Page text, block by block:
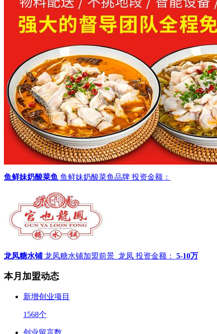
鱼鲜妹奶酸菜鱼 鱼鲜妹奶酸菜鱼品牌 投资金额：
龙凤糖水铺 龙凤糖水铺加盟前景_龙凤 投资金额： 5-10万
本月加盟动态
新增创业项目
1568个
创业留言数